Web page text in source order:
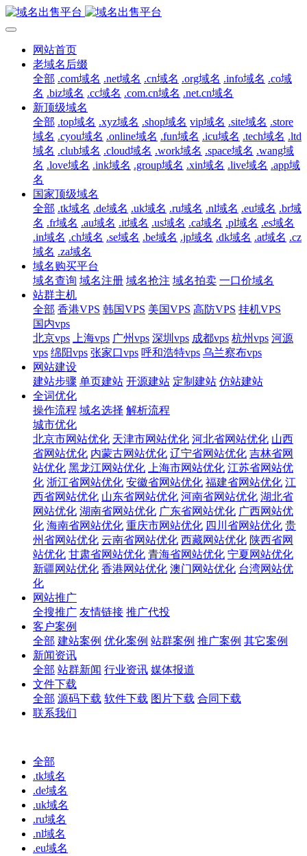
网站首页
老域名后缀
全部 .com域名 .net域名 .cn域名 .org域名 .info域名 .co域
名 .biz域名 .cc域名 .com.cn域名 .net.cn域名
新顶级域名
全部 .top域名 .xyz域名 .shop域名 vip域名 .site域名 .store
域名 .cyou域名 .online域名 .fun域名 .icu域名 .tech域名 .ltd
域名 .club域名 .cloud域名 .work域名 .space域名 .wang域
名 .love域名 .ink域名 .group域名 .xin域名 .live域名 .app域
名
国家顶级域名
全部 .tk域名 .de域名 .uk域名 .ru域名 .nl域名 .eu域名 .br域
名 .fr域名 .au域名 .it域名 .us域名 .ca域名 .pl域名 .es域名
.in域名 .ch域名 .se域名 .be域名 .jp域名 .dk域名 .at域名 .cz
域名 .za域名
域名购买平台
域名查询 域名注册 域名抢注 域名拍卖 一口价域名
站群主机
全部 香港VPS 韩国VPS 美国VPS 高防VPS 挂机VPS
国内vps
北京vps
上海vps 广州vps 深圳vps 成都vps 杭州vps 河源
vps 绵阳vps 张家口vps 呼和浩特vps 乌兰察布vps
网站建设
建站步骤 单页建站 开源建站 定制建站 仿站建站
全词优化
操作流程 域名选择 解析流程
城市优化
北京市网站优化 天津市网站优化 河北省网站优化 山西
省网站优化 内蒙古网站优化 辽宁省网站优化 吉林省网
站优化 黑龙江网站优化 上海市网站优化 江苏省网站优
化 浙江省网站优化 安徽省网站优化 福建省网站优化 江
西省网站优化 山东省网站优化 河南省网站优化 湖北省
网站优化 湖南省网站优化 广东省网站优化 广西网站优
化 海南省网站优化 重庆市网站优化 四川省网站优化 贵
州省网站优化 云南省网站优化 西藏网站优化 陕西省网
站优化 甘肃省网站优化 青海省网站优化 宁夏网站优化
新疆网站优化 香港网站优化 澳门网站优化 台湾网站优
化
网站推广
全搜推广 友情链接 推广代投
客户案例
全部 建站案例 优化案例 站群案例 推广案例 其它案例
新闻资讯
全部 站群新闻 行业资讯 媒体报道
文件下载
全部 源码下载 软件下载 图片下载 合同下载
联系我们
全部
.tk域名
.de域名
.uk域名
.ru域名
.nl域名
.eu域名